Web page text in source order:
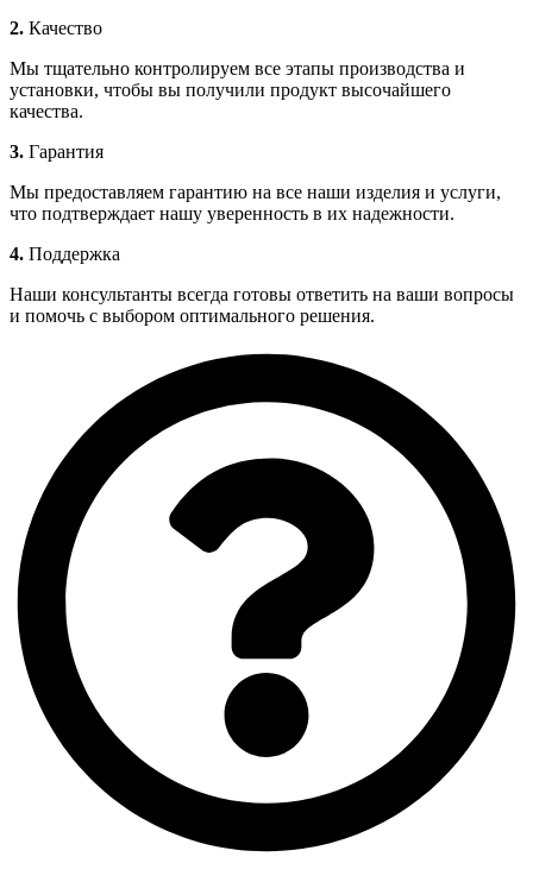
2. Качество
Мы тщательно контролируем все этапы производства и
установки, чтобы вы получили продукт высочайшего
качества.
3. Гарантия
Мы предоставляем гарантию на все наши изделия и услуги,
что подтверждает нашу уверенность в их надежности.
4. Поддержка
Наши консультанты всегда готовы ответить на ваши вопросы
и помочь с выбором оптимального решения.